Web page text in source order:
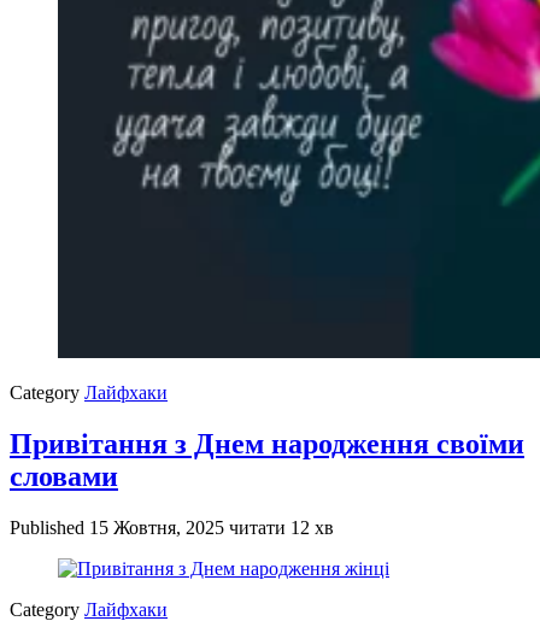
Category Лайфхаки
Привітання з Днем народження своїми
словами
Published 15 Жовтня, 2025 читати 12 хв
Category Лайфхаки